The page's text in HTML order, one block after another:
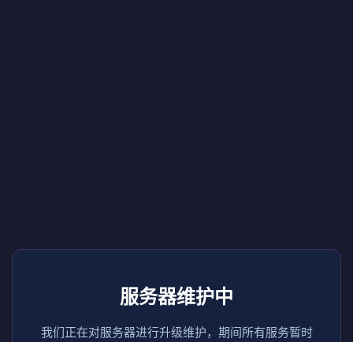
服务器维护中
我们正在对服务器进行升级维护，期间所有服务暂时